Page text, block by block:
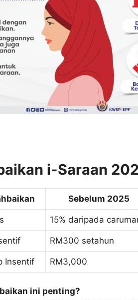
i-Saraan
Sebelum 2025
15% daripada
RM300 setahun
Insentif RM3,000
ini penting?